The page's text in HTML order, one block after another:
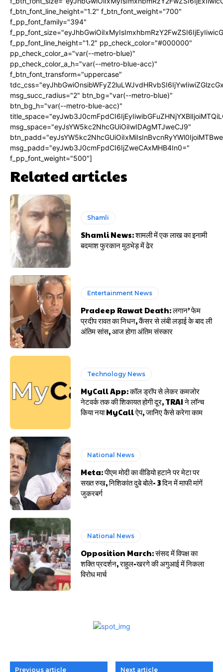
f_btn_font_line_height="1.2" f_btn_font_weight="700"
f_pp_font_family="394"
f_pp_font_line_height="1.2" pp_check_color="#000000"
pp_check_color_a="var(--metro-blue)"
pp_check_color_a_h="var(--metro-blue-acc)"
f_btn_font_transform="uppercase"
msg_succ_radius="2" btn_bg="var(--metro-blue)"
btn_bg_h="var(--metro-blue-acc)"
msg_space="eyJsYW5kc2NhcGUiOiIwIDAgMTJweCJ9"
msg_padd="eyJwb3J0cmFpdCI6IjZweCAxMHB4In0="
f_pp_font_weight="500"]
Related articles
Shamli
Shamli News: शामली में एक लाख का इनामी
बदमाश फुरकान मुठभेड़ में ढेर
Entertainment News
Pradeep Rawat Death: लगान’ फेम
प्रदीप रावत का निधन, कैंसर से लंबी लड़ाई के बाद ली
अंतिम सांस, आज होगा अंतिम संस्कार
Technology News
MyCall App: कॉल ड्रॉप से लेकर कमजोर
नेटवर्क तक की शिकायत होगी दूर, TRAI ने लॉन्च
किया नया MyCall ऐप, जानिए कैसे करेगा काम
National News
Meta: पीएम मोदी का वीडियो हटाने पर मेटा पर
सख्त रुख, निशिकांत दुबे बोले- 3 दिन में माफी मांगें
जुकरबर्ग
National News
Opposition March: संसद में विपक्ष का
शक्ति प्रदर्शन, राहुल-खरगे की अगुआई में निकला
विरोध मार्च
Previous article Next article